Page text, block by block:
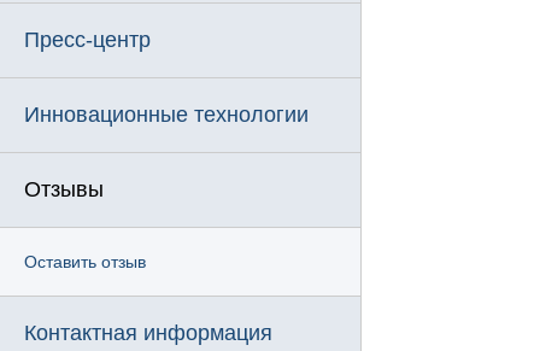
Пресс-центр
Инновационные технологии
Отзывы
Оставить отзыв
Контактная информация